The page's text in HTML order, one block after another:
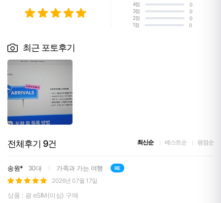
4점
0
3점
0
2점
0
1점
0
최근 포토후기
전체후기 9건 최신순 베스트순 평점순
송원* 30대 가족과 가는 여행 RE
2026년 07월 17일
상품 : 괌 eSIM(이심) 구매